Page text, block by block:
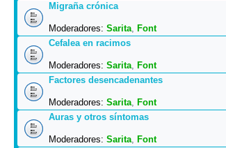
Migraña crónica
Moderadores: Sarita, Font
Cefalea en racimos
Moderadores: Sarita, Font
Factores desencadenantes
Moderadores: Sarita, Font
Auras y otros síntomas
Moderadores: Sarita, Font